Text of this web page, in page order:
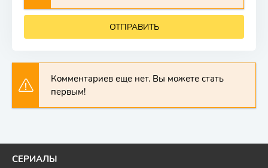
ОТПРАВИТЬ
Комментариев еще нет. Вы можете стать
первым!
СЕРИАЛЫ